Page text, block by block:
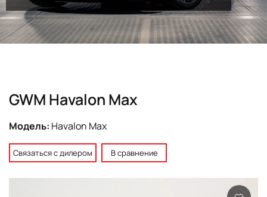
GWM Havalon Max
Модель: Havalon Max
Связаться с дилером В сравнение